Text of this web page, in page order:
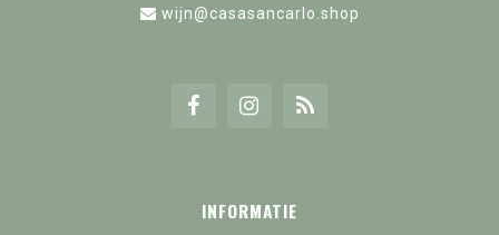
wijn@casasancarlo.shop
INFORMATIE